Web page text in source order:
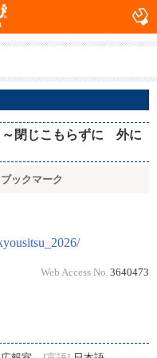
閉じこもらずに 外に
ブックマーク
Web Access No. 3640473